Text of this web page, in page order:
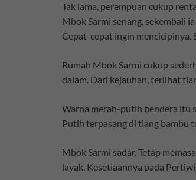
Tak lama, perempuan cukup
Mbok Sarmi senang, sekembali
Cepat-cepat ingin mencicipinya.
Rumah Mbok Sarmi cukup
dalam. Dari kejauhan, terlihat
Warna merah-putih bendera itu
Putih terpasang di tiang bambu
Mbok Sarmi sadar. Tetap
layak. Kesetiaannya pada